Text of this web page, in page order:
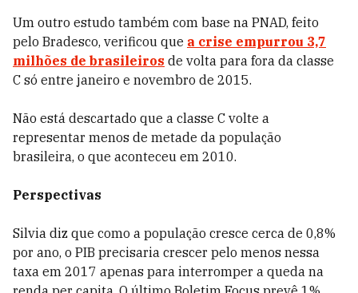
Um outro estudo também com base na PNAD, feito
pelo Bradesco, verificou que a crise empurrou 3,7
milhões de brasileiros de volta para fora da classe
C só entre janeiro e novembro de 2015.
Não está descartado que a classe C volte a
representar menos de metade da população
brasileira, o que aconteceu em 2010.
Perspectivas
Silvia diz que como a população cresce cerca de 0,8%
por ano, o PIB precisaria crescer pelo menos nessa
taxa em 2017 apenas para interromper a queda na